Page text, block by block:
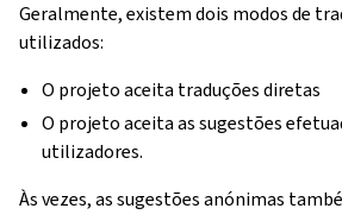
Geralmente, existem dois modos de
utilizados:
O projeto aceita traduções diretas
O projeto aceita as sugestões
utilizadores.
Às vezes, as sugestões anónimas